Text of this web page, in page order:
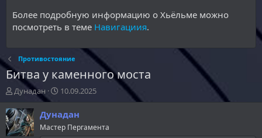
Более подробную информацию о Хьёльме можно
посмотреть в теме Навигациия.
Противостояние
Битва у каменного моста
А
т
о
р
Дунадан
Д
т
а
н
10.09.2025
Дунадан
Мастер Пергамента